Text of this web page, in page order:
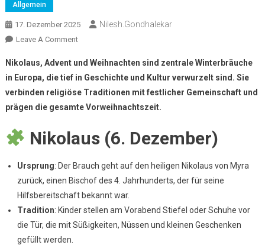
Allgemein
17. Dezember 2025 Nilesh.gondhalekar
Leave A CommentOn
Im
Dezember
–
Nikolaus,
&
Weihnachten
Erklärt
Nikolaus, Advent und Weihnachten sind zentrale Winterbräuche
in Europa, die tief in Geschichte und Kultur verwurzelt sind. Sie
verbinden religiöse Traditionen mit festlicher Gemeinschaft und
prägen die gesamte Vorweihnachtszeit.
Nikolaus (6. Dezember)
Ursprung: Der Brauch geht auf den heiligen Nikolaus von Myra
zurück, einen Bischof des 4. Jahrhunderts, der für seine
Hilfsbereitschaft bekannt war.
Tradition: Kinder stellen am Vorabend Stiefel oder Schuhe vor
die Tür, die mit Süßigkeiten, Nüssen und kleinen Geschenken
gefüllt werden.